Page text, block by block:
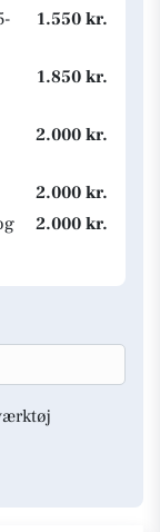
1.550 kr.
1.850 kr.
2.000 kr.
2.000 kr.
2.000 kr.